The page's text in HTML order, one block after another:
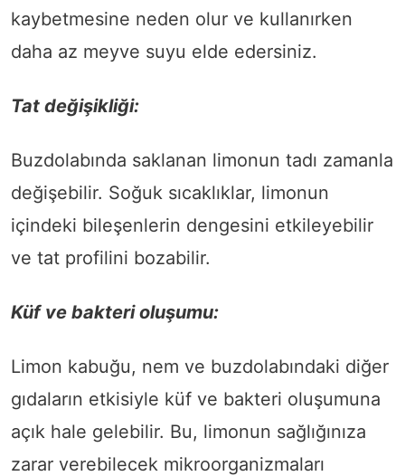
kaybetmesine neden olur ve kullanırken
daha az meyve suyu elde edersiniz.
Tat değişikliği:
Buzdolabında saklanan limonun tadı zamanla
değişebilir. Soğuk sıcaklıklar, limonun
içindeki bileşenlerin dengesini etkileyebilir
ve tat profilini bozabilir.
Küf ve bakteri oluşumu:
Limon kabuğu, nem ve buzdolabındaki diğer
gıdaların etkisiyle küf ve bakteri oluşumuna
açık hale gelebilir. Bu, limonun sağlığınıza
zarar verebilecek mikroorganizmaları